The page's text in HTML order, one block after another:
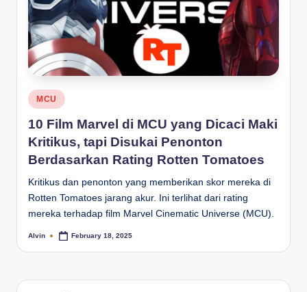
Posted
in
MCU
10 Film Marvel di MCU yang Dicaci Maki
Kritikus, tapi Disukai Penonton
Berdasarkan Rating Rotten Tomatoes
Kritikus dan penonton yang memberikan skor mereka di
Rotten Tomatoes jarang akur. Ini terlihat dari rating
mereka terhadap film Marvel Cinematic Universe (MCU).
Posted
Alvin February 18, 2025